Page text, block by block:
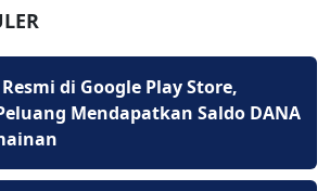
di Google Play Store,
Mendapatkan Saldo DANA